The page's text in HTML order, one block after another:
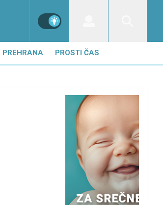
PREHRANA PROSTI ČAS